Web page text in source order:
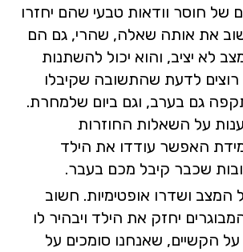
של חוסר וודאות טבעי שהם יחזרו
את אותה שאלה, שהרי, גם הם
לא יציב, והוא יכול להשתנות
לדעת שהתשובה שקיבלו
גם בערב, וגם ביום שלמחרת.
על השאלות החוזרות
האפשר עודדו את הילד
שכבר קיבל מכם בעבר.
המצב ושדרו אופטימיות. חשוב
יחזק את הילד ויבהיר לו
הקשיים, שאנחנו סומכים על